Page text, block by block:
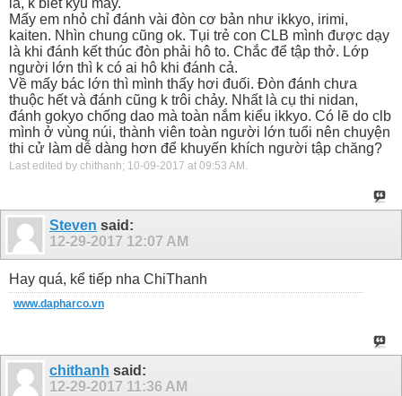
Mấy em nhỏ chỉ đánh vài đòn cơ bản như ikkyo, irimi,
kaiten. Nhìn chung cũng ok. Tụi trẻ con CLB mình được dạy
là khi đánh kết thúc đòn phải hô to. Chắc để tập thở. Lớp
người lớn thì k có ai hô khi đánh cả.
Về mấy bác lớn thì mình thấy hơi đuối. Đòn đánh chưa
thuộc hết và đánh cũng k trôi chảy. Nhất là cụ thi nidan,
đánh gokyo chống dao mà toàn nắm kiểu ikkyo. Có lẽ do clb
mình ở vùng núi, thành viên toàn người lớn tuổi nên chuyện
thi cử làm dễ dàng hơn để khuyến khích người tập chăng?
Last edited by chithanh; 10-09-2017 at 09:53 AM.
Steven said:
12-29-2017 12:07 AM
Hay quá, kể tiếp nha ChiThanh
www.dapharco.vn
chithanh said:
12-29-2017 11:36 AM